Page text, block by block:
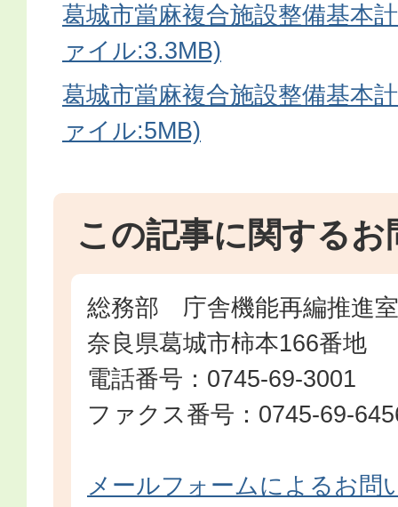
葛城市當麻複合施設整備基本
ァイル:3.3MB)
葛城市當麻複合施設整備基本
ァイル:5MB)
この記事に関するお
総務部 庁舎機能再編推進室
奈良県葛城市柿本166番地
電話番号：0745-69-3001
ファクス番号：0745-69-
メールフォームによるお問